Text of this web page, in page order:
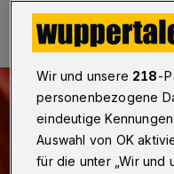
Wir und unsere 218-
personenbezogene
eindeutige
Auswahl von OK
für die unter „Wir und